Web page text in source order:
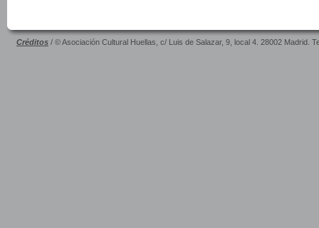
Créditos / © Asociación Cultural Huellas, c/ Luis de Salazar, 9, local 4. 28002 Madrid.